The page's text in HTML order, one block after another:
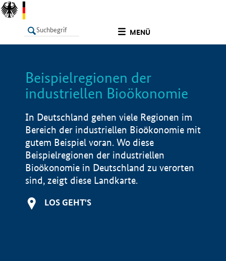
MENÜ
LISTE
Beispielregionen der
industriellen Bioökonomie
In Deutschland gehen viele Regionen im
Bereich der industriellen Bioökonomie mit
gutem Beispiel voran. Wo diese
Beispielregionen der industriellen
Bioökonomie in Deutschland zu verorten
sind, zeigt diese Landkarte.
LOS GEHT'S